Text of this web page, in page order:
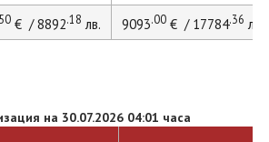
€ / 8892.18 лв. 9093.00€ / 17784.36 лв.
на 30.07.2026 04:01 часа